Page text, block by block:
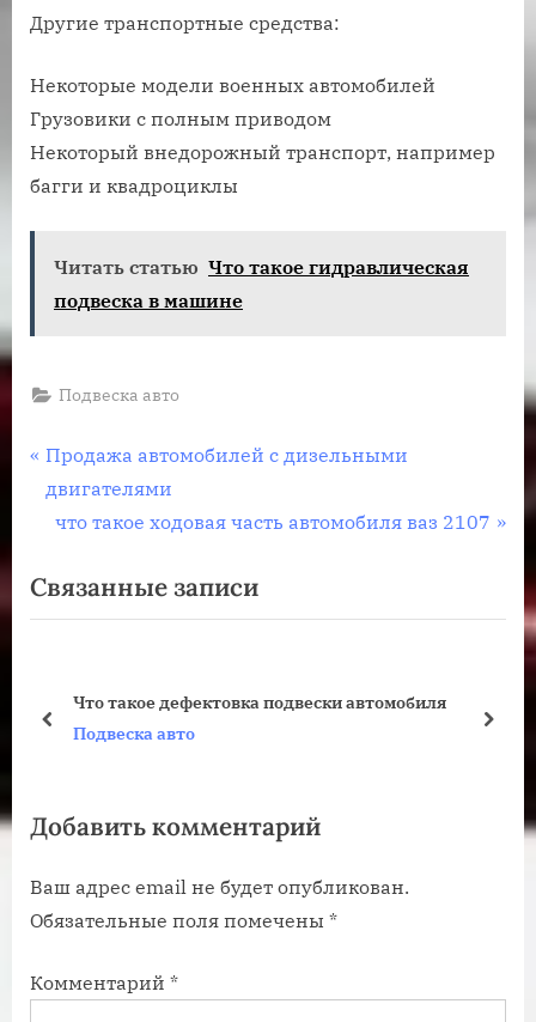
Другие транспортные средства:
Некоторые модели военных автомобилей
Грузовики с полным приводом
Некоторый внедорожный транспорт, например
багги и квадроциклы
Читать статью Что такое гидравлическая
подвеска в машине
Подвеска авто
Навигация
по
П
р
ы
д
а
а
и
с
:
Продажа автомобилей с дизельными
двигателями
С
е
д
з
п
и
ь
что такое ходовая часть автомобиля ваз 2107
Связанные записи
Что такое дефектовка подвески автомобиля
Подвеска авто
пред
Добавить комментарий
Ваш адрес email не будет опубликован.
Обязательные поля помечены *
Комментарий *